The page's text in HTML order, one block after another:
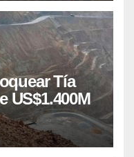
Tía
US$1.400M